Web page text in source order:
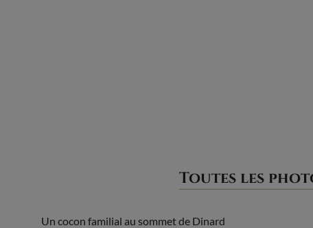
Toutes les
Un cocon familial au sommet de Dinard